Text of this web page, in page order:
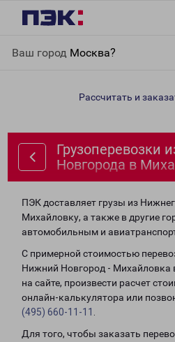
Ваш город Москва?
в Михайловку
Рассчитать и
Грузоперевозки
Новгорода в
ПЭК доставляет грузы из
Михайловку, а также в другие
автомобильным и
С примерной стоимостью
Нижний Новгород - Михайловка
на сайте, произвести расчет
онлайн-калькулятора или
(495) 660-11-11
Для того, чтобы заказать